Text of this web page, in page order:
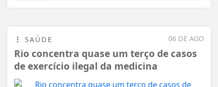
06 DE AGO
SAÚDE
Rio concentra quase um terço de casos
de exercício ilegal da medicina